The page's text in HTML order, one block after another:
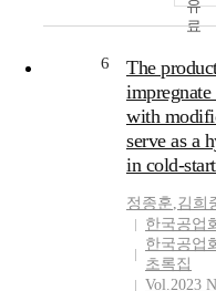
6
The
with
serve as a
in cold-
정종훈,김희
한국공업
한국공업
초록집
Vol.2023